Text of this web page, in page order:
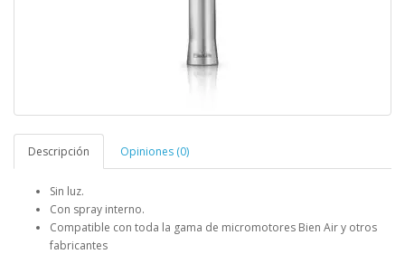
Descripción Opiniones (0)
Sin luz.
Con spray interno.
Compatible con toda la gama de micromotores Bien Air y otros
fabricantes